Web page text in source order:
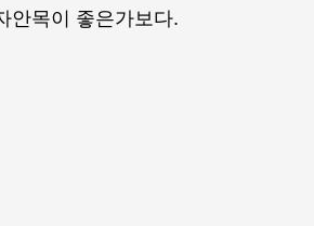
안목이 좋은가보다.